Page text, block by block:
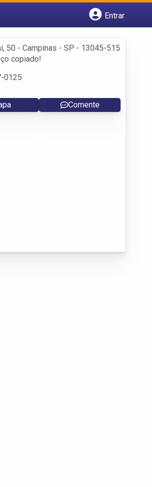
Entrar
50 - Campinas - SP - 13045-515
copiado!
0125
Comente